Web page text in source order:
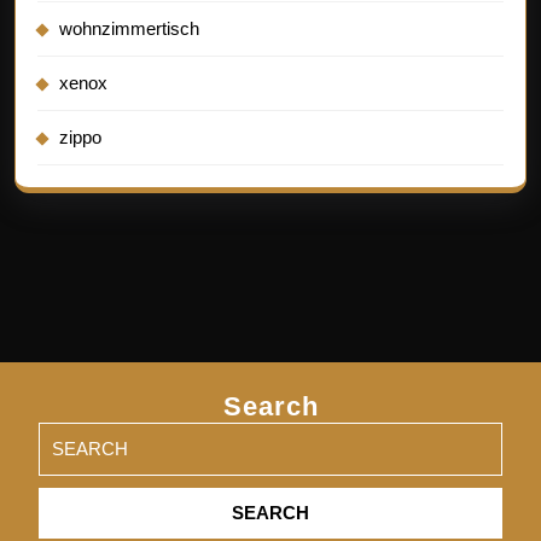
wohnzimmertisch
xenox
zippo
Search
for: